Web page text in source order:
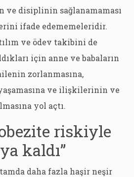
ve disiplinin sağlanamaması
ifade edememeleridir.
ve ödev takibini de
için anne ve babaların
zorlanmasına,
ve ilişkilerinin ve
yol açtı.
riskiyle
kaldı”
daha fazla haşir neşir